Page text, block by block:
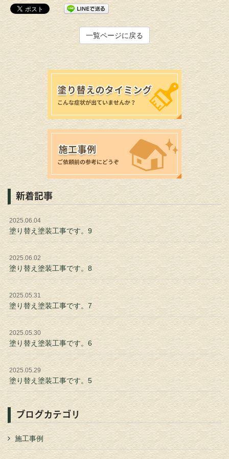
一覧ページに戻る
新着記事
2025.06.04
塗り替え塗装工事です。9
2025.06.02
塗り替え塗装工事です。8
2025.05.31
塗り替え塗装工事です。7
2025.05.30
塗り替え塗装工事です。6
2025.05.29
塗り替え塗装工事です。5
ブログカテゴリ
施工事例